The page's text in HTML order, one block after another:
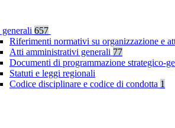
657
Riferimenti normativi su organizzazione e
Atti amministrativi generali 77
Documenti di programmazione strategico-
Statuti e leggi regionali
Codice disciplinare e codice di condotta 1